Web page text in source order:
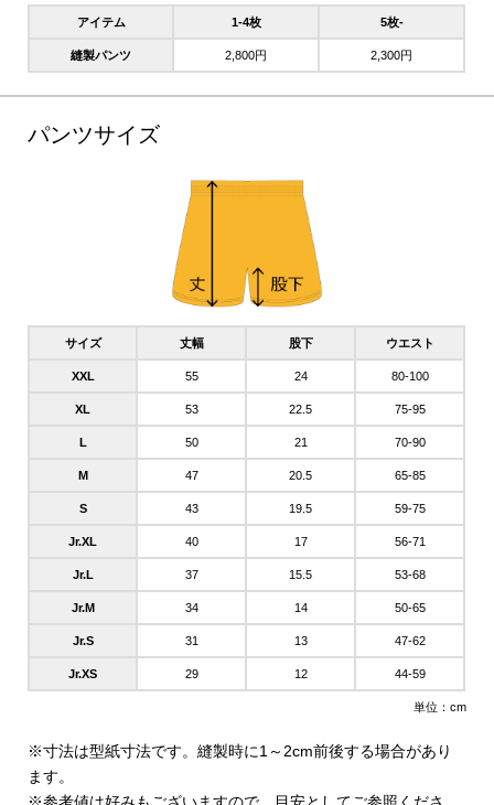
アイテム 1-4枚 5枚-
縫製パンツ 2,800円 2,300円
パンツサイズ
サイズ 丈幅 股下 ウエスト
XXL 55 24 80-100
XL 53 22.5 75-95
L 50 21 70-90
M 47 20.5 65-85
S 43 19.5 59-75
Jr.XL 40 17 56-71
Jr.L 37 15.5 53-68
Jr.M 34 14 50-65
Jr.S 31 13 47-62
Jr.XS 29 12 44-59
単位：cm
※寸法は型紙寸法です。縫製時に1～2cm前後する場合があり
ます。
※参考値は好みもございますので、目安としてご参照くださ